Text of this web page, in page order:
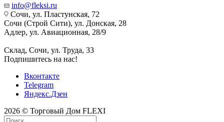
info@fleksi.ru
Сочи, ул. Пластунская, 72
Сочи (Строй Сити), ул. Донская, 28
Адлер, ул. Авиационная, 28/9
Склад, Сочи, ул. Труда, 33
Подпишитесь на нас!
Вконтакте
Telegram
Яндекс.Дзен
2026 © Торговый Дом FLEXI